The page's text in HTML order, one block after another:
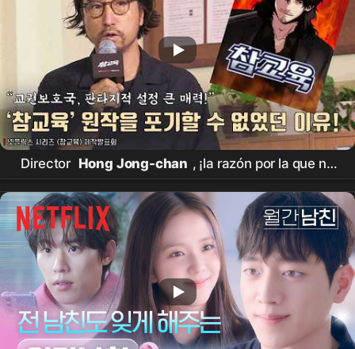
Director Hong Jong-chan , ¡la razón por la que no
pudo rendirse a pesar de la controversia original de
'Verdadera Educación'! | Netflix
[Verdadera
Educación] Conferencia de Producción
#KimMuYeol